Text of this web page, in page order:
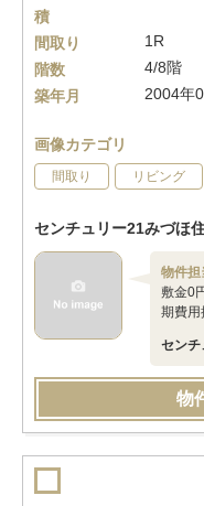
積
間取り
1R
階数
4/8階
築年月
2004年
画像カテゴリ
間取り リビング
センチュリー21みづほ
物件担
敷金0
期費用
センチ
物